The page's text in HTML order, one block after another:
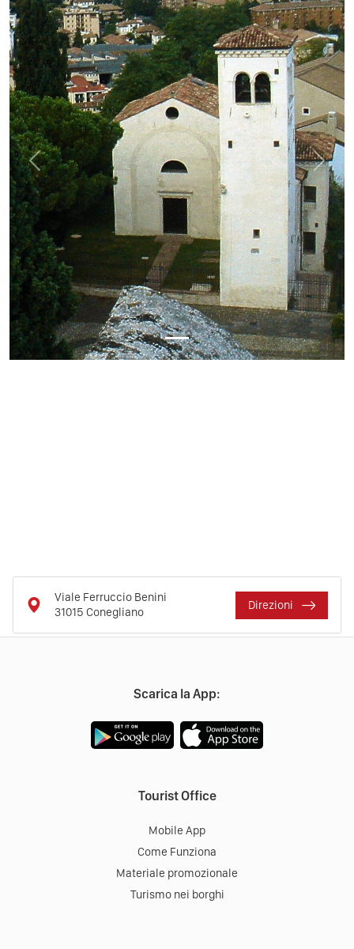
Previous Next
Viale Ferruccio Benini
31015 Conegliano
Direzioni
Scarica la App:
Tourist Office
Mobile App
Come Funziona
Materiale promozionale
Turismo nei borghi